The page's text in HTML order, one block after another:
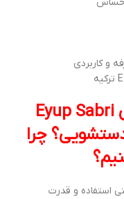
حساس
فوم دستشویی ایوب صبری Eyup Sabri
چرا
استفاده و قدرت